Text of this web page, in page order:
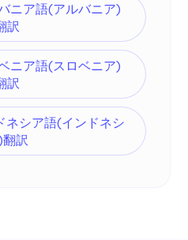
ニア語(アルバニア)
訳
ニア語(スロベニア)
訳
シア語(インドネシ
訳